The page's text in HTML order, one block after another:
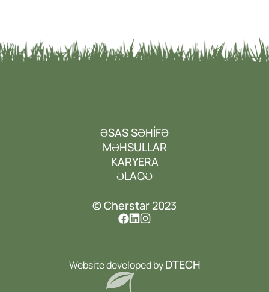
Website developed byDTECH
ƏSAS SƏHİFƏ
MƏHSULLAR
KARYERA
ƏLAQƏ
© Cherstar 2023